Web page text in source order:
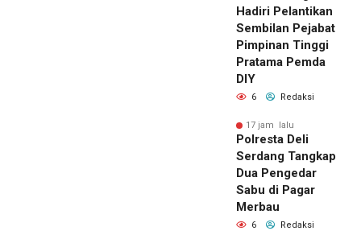
Hadiri Pelantikan
Sembilan Pejabat
Pimpinan Tinggi
Pratama Pemda
DIY
6 Redaksi
17 jam lalu
Polresta Deli
Serdang Tangkap
Dua Pengedar
Sabu di Pagar
Merbau
6 Redaksi